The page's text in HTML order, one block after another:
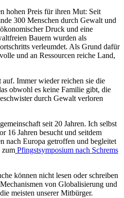
hohen Preis für ihren Mut: Seit
300 Menschen durch Gewalt und
Druck und eine
Bauern wurden als
verleumdet. Als Grund dafür
und an Ressourcen reiche Land,
Immer wieder reichen sie die
obwohl es keine Familie gibt, die
durch Gewalt verloren
seit 20 Jahren. Ich selbst
16 Jahren besucht und seitdem
nach Europa getroffen und begleitet
zum Pfingstsymposium nach Schrems
können nicht lesen oder schreiben
von Globalisierung und
meisten unserer Mitbürger.